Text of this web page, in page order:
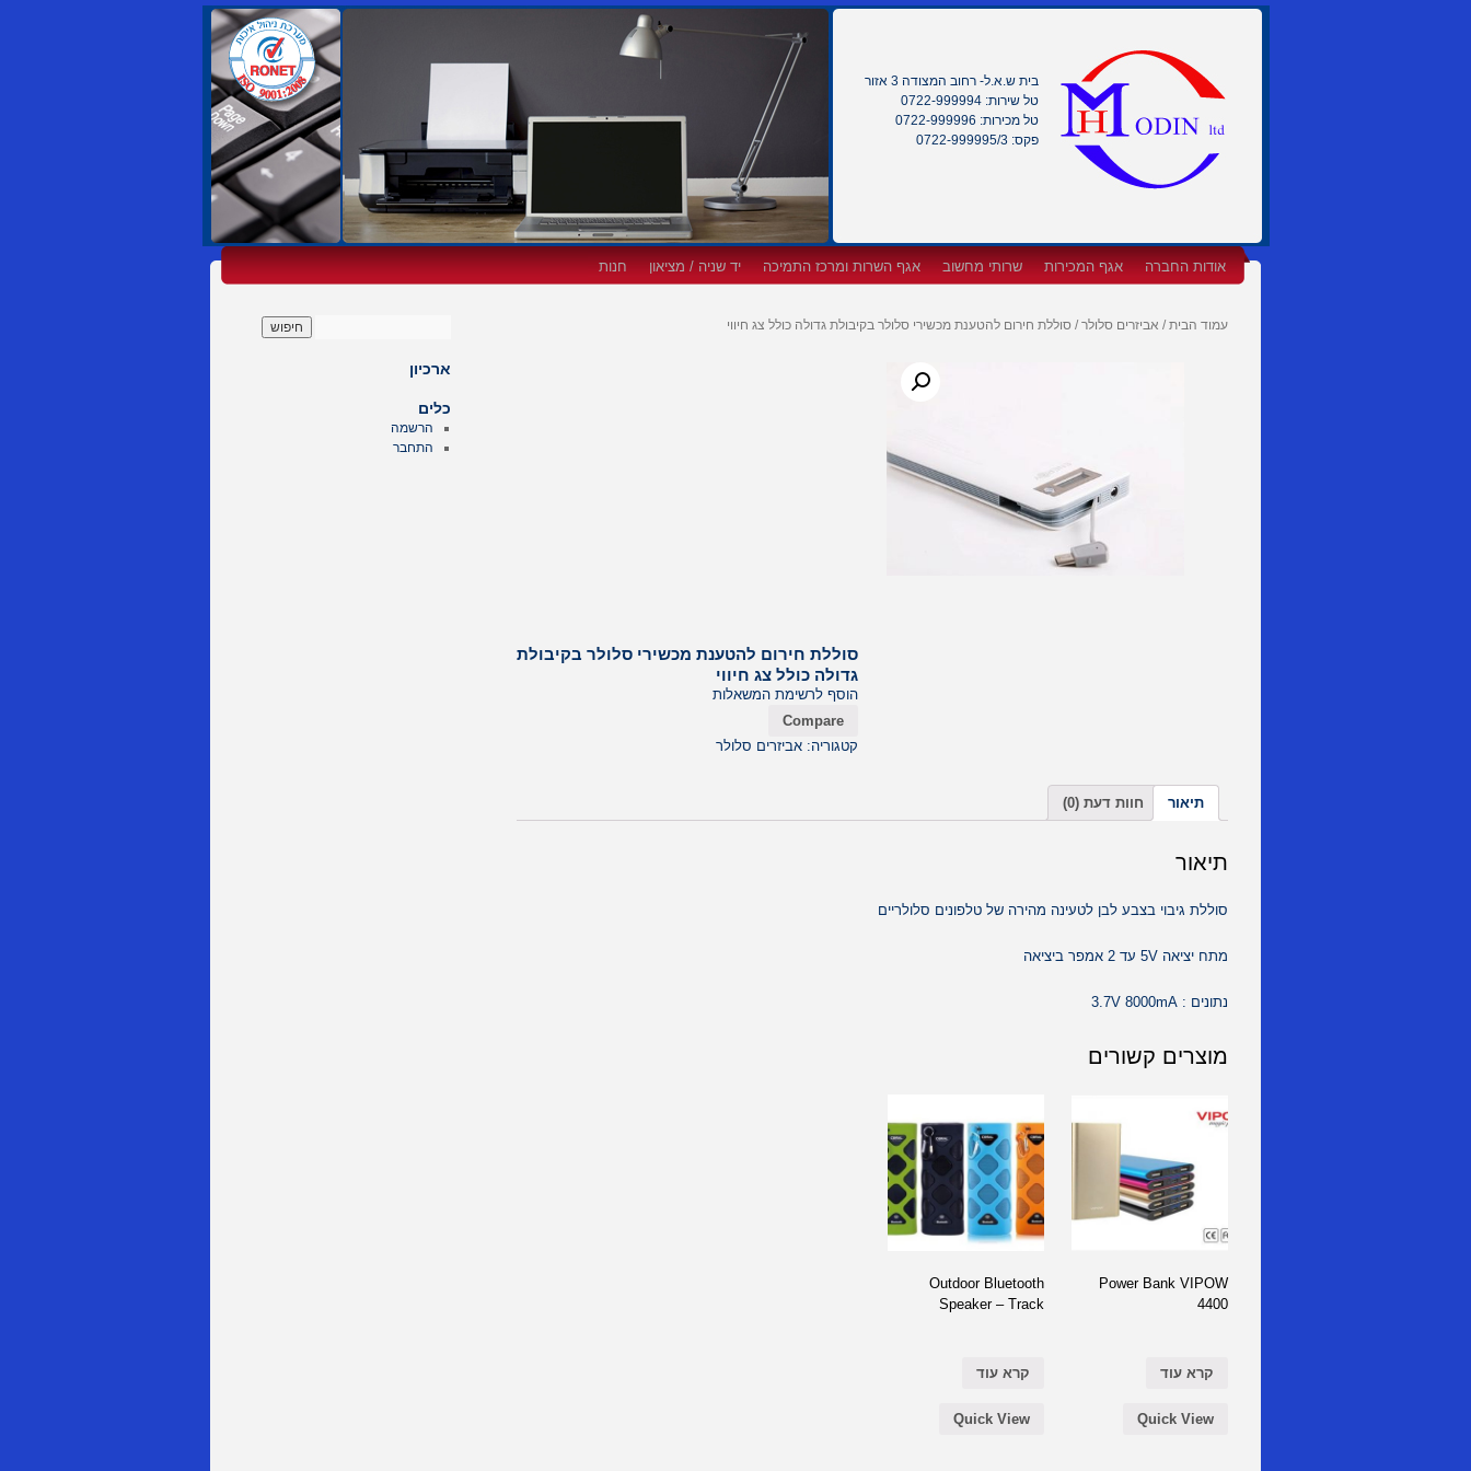
בית ש.א.ל- רחוב המצודה 3 אזור
טל שירות: 0722-999994
טל מכירות: 0722-999996
פקס: 0722-999995/3
אודות החברה אגף המכירות שרותי מחשוב אגף השרות ומרכז התמיכה יד שניה / מציאון חנות
עמוד הבית/ אביזרים סלולר/ סוללת חירום להטענת מכשירי סלולר בקיבולת גדולה כולל צג חיווי
סוללת חירום להטענת מכשירי סלולר בקיבולת
גדולה כולל צג חיווי
הוסף לרשימת המשאלות
Compare
קטגוריה: אביזרים סלולר
תיאור חוות דעת (0)
תיאור
סוללת גיבוי בצבע לבן לטעינה מהירה של טלפונים סלולריים
מתח יציאה 5V עד 2 אמפר ביציאה
נתונים : 3.7V 8000mA
מוצרים קשורים
Power Bank VIPOW
4400
קרא עוד
Quick View
Outdoor Bluetooth
Speaker – Track
קרא עוד
Quick View
ארכיון
כלים
הרשמה
התחבר